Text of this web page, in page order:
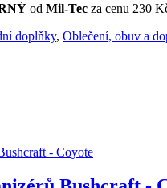
od Mil-Tec za cenu 230
doplňky, Oblečení, obuv a